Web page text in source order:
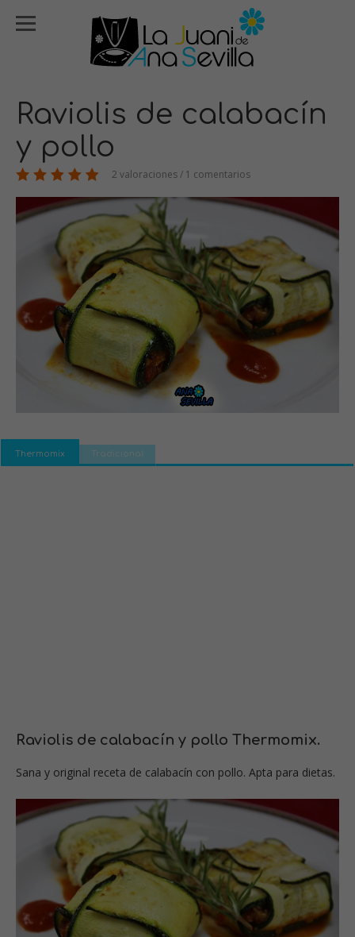
Raviolis de calabacín
y pollo
2 valoraciones / 1 comentarios
Thermomix Tradicional
Raviolis de calabacín y pollo Thermomix.
Sana y original receta de calabacín con pollo. Apta para dietas.